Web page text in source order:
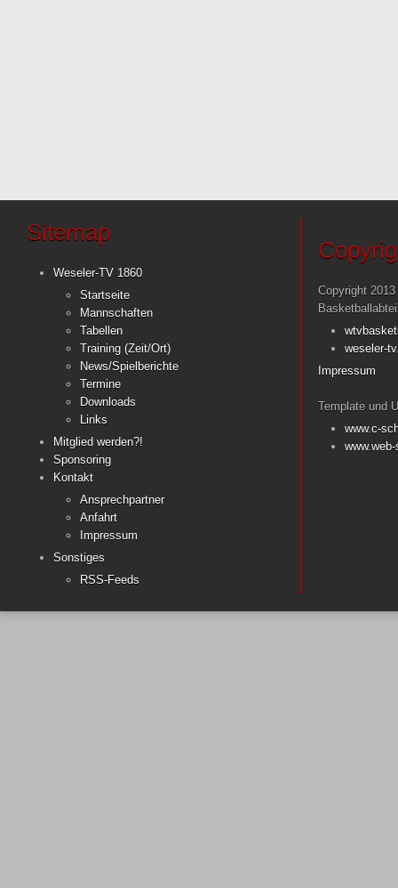
Sitemap
Weseler-TV 1860
Startseite
Mannschaften
Tabellen
Training (Zeit/Ort)
News/Spielberichte
Termine
Downloads
Links
Mitglied werden?!
Sponsoring
Kontakt
Ansprechpartner
Anfahrt
Impressum
Sonstiges
RSS-Feeds
Copyright
weseler-
Impressum
Template und
www.c-